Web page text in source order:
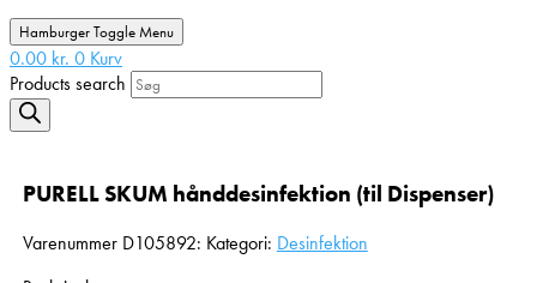
Hamburger Toggle Menu
0.00 kr. 0 Kurv
Products search
PURELL SKUM hånddesinfektion (til Dispenser)
Varenummer D105892: Kategori: Desinfektion